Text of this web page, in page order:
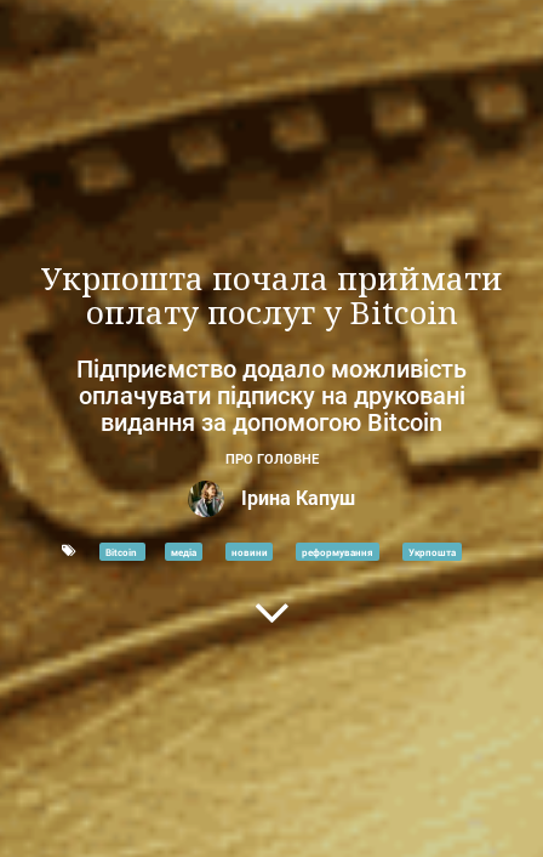
Укрпошта почала приймати
оплату послуг у Bitcoin
Підприємство додало можливість
оплачувати підписку на друковані
видання за допомогою Bitcoin
ПРО ГОЛОВНЕ
Ірина Капуш
Bitcoin медіа новини реформування Укрпошта